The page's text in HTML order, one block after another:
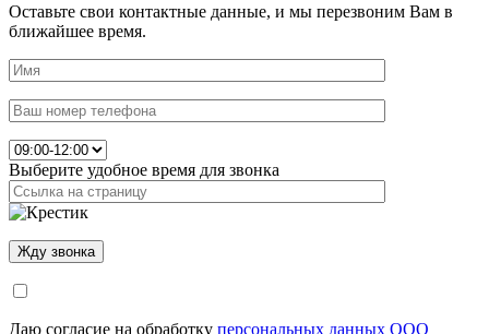
Оставьте свои контактные данные, и мы перезвоним Вам в
ближайшее время.
Выберите удобное время для звонка
Даю согласие на обработку персональных данных ООО